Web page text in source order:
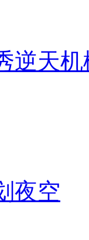
逆天机
夜空